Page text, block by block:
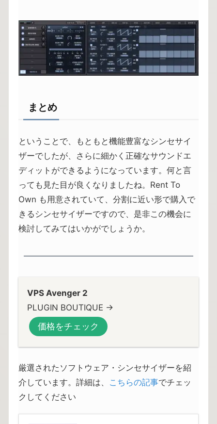
まとめ
ということで、もともと機能豊富なシンセサイ
ザーでしたが、さらに細かく正確なサウンドエ
ディットができるようになっています。何と言
っても見た目が良くなりましたね。Rent To
Own も用意されていて、分割に近い形で購入で
きるシンセサイザーですので、是非この機会に
検討してみてはいかがでしょうか。
VPS Avenger 2
PLUGIN BOUTIQUE →
価格をチェック
厳選されたソフトウェア・シンセサイザーを紹
介しています。詳細は、
こちらの記事でチェッ
クしてください